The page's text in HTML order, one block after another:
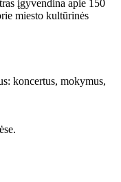
įgyvendina apie 150
miesto kultūrinės
koncertus, mokymus,